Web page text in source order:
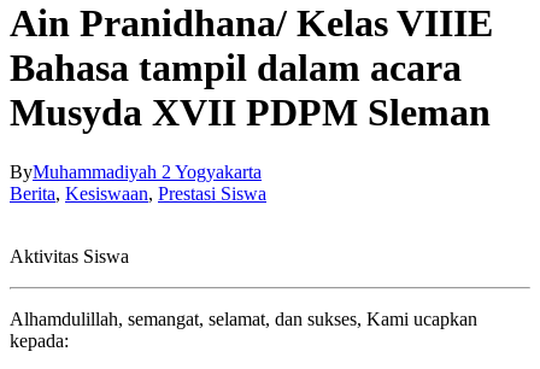
Ain Pranidhana/ Kelas VIIIE
Bahasa tampil dalam acara
Musyda XVII PDPM Sleman
ByMuhammadiyah 2 Yogyakarta
Berita, Kesiswaan, Prestasi Siswa
Aktivitas Siswa
Alhamdulillah, semangat, selamat, dan sukses, Kami ucapkan
kepada: